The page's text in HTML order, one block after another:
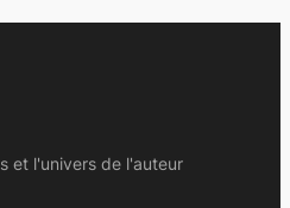
et l'univers de l'auteur